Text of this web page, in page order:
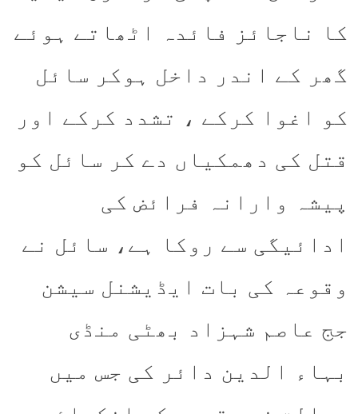
کا ناجائز فائدہ اٹھاتے ہوئے
گھر کے اندر داخل ہوکر سائل
کو اغوا کرکے ، تشدد کرکے اور
قتل کی دھمکیاں دے کر سائل کو
پیشہ وارانہ فرائض کی
ادائیگی سے روکا ہے، سائل نے
وقوعہ کی بات ایڈیشنل سیشن
جج عاصم شہزاد بھٹی منڈی
بہاء الدین دائر کی جس میں